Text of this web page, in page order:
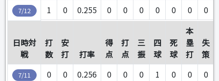
7/12 1 0 0.255 0 0 0 0 0 0 0
日時対
戦
打
数
安
打
打率
得
点
打
点
三
振
四
球
死
球
本
塁
打
失
策
7/11 0 0 0.256 0 0 0 1 0 0 0